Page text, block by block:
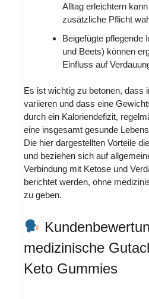
Alltag erleichtern
zusätzliche Pflicht
Beigefügte pflegende
und Beets) können
Einfluss auf
Es ist wichtig zu betonen, dass
variieren und dass eine
durch ein Kaloriendefizit,
eine insgesamt gesunde
Die hier dargestellten Vorteile
und beziehen sich auf
Verbindung mit Ketose und
berichtet werden, ohne
zu geben.
medizinische
Keto Gummies